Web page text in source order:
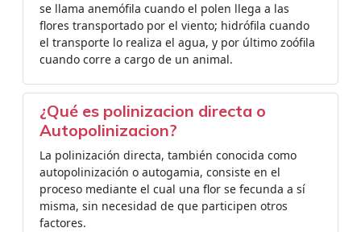
se llama anemófila cuando el polen llega a las
flores transportado por el viento; hidrófila cuando
el transporte lo realiza el agua, y por último zoófila
cuando corre a cargo de un animal.
¿Qué es polinizacion directa o
Autopolinizacion?
La polinización directa, también conocida como
autopolinización o autogamia, consiste en el
proceso mediante el cual una flor se fecunda a sí
misma, sin necesidad de que participen otros
factores.